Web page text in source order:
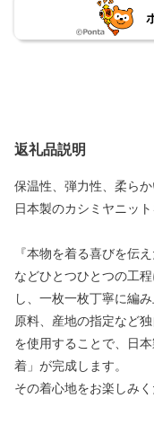
返礼品説明
保温性、弾力性、柔ら
日本製のカシミヤニッ
『本物を着る喜びを伝
などひとつひとつの工
し、一枚一枚丁寧に編み
原料、産地の指定など
を使用することで、日
着」が完成します。
その着心地をお楽しみく